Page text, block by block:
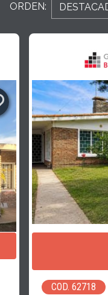
ORDEN:
COD. 62718